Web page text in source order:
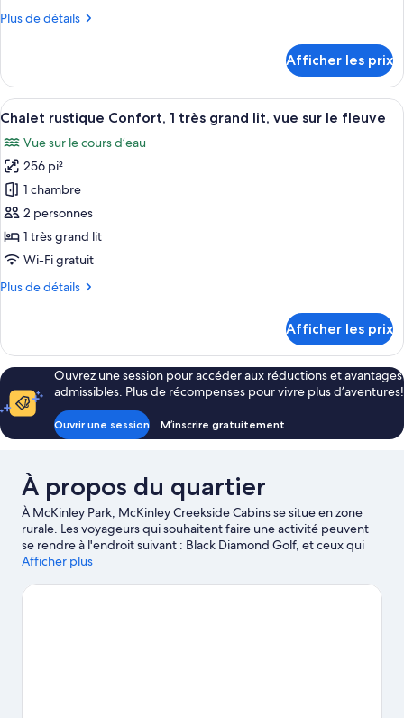
chambre :
(New
Lodge)
Plus de détails
Plus
Chambre
Confort
(New
Afficher les prix
Afficher
toutes
les
photos
pour
ce
type
de
chambre :
Chalet
1
très
grand
lit,
vue
fleuve
Une chambre d’hôtel avec un
3
Chalet rustique Confort, 1 très grand lit, vue sur le fleuve
Vue sur le cours d’eau
256 pi²
1 chambre
2 personnes
1 très grand lit
Wi-Fi gratuit
Plus de détails
Plus
Chalet
rustique
Confort,
très
grand
fleuve
Afficher les prix
Ouvrez une session pour accéder aux réductions et avantages
admissibles. Plus de récompenses pour vivre plus d’aventures!
Ouvrir une session M’inscrire gratuitement
À propos du quartier
À McKinley Park, McKinley Creekside Cabins se situe en zone
rurale. Les voyageurs qui souhaitent faire une activité peuvent
se rendre à l'endroit suivant : Black Diamond Golf, et ceux qui
veulent découvrir la beauté naturelle de la région peuvent
Centre des visiteurs du parc national de Denali et Sentier de
Afficher plus